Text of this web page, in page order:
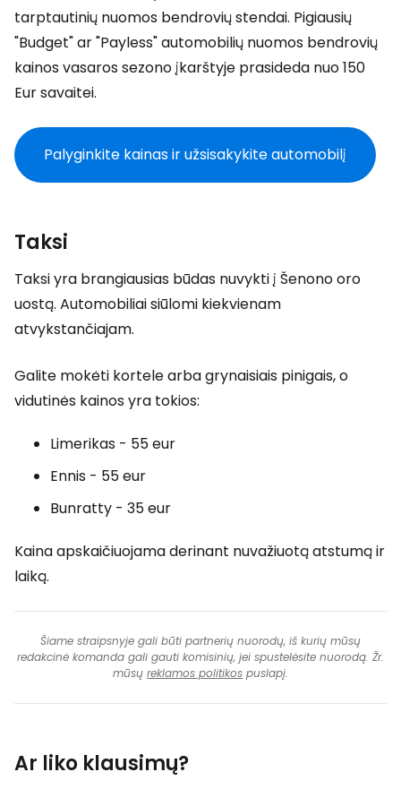
tarptautinių nuomos bendrovių stendai. Pigiausių
"Budget" ar "Payless" automobilių nuomos bendrovių
kainos vasaros sezono įkarštyje prasideda nuo 150
Eur savaitei.
Palyginkite kainas ir užsisakykite automobilį
Taksi
Taksi yra brangiausias būdas nuvykti į Šenono oro
uostą. Automobiliai siūlomi kiekvienam
atvykstančiajam.
Galite mokėti kortele arba grynaisiais pinigais, o
vidutinės kainos yra tokios:
Limerikas - 55 eur
Ennis - 55 eur
Bunratty - 35 eur
Kaina apskaičiuojama derinant nuvažiuotą atstumą ir
laiką.
Šiame straipsnyje gali būti partnerių nuorodų, iš kurių mūsų
redakcinė komanda gali gauti komisinių, jei spustelėsite nuorodą. Žr.
mūsų reklamos politikos puslapį.
Ar liko klausimų?